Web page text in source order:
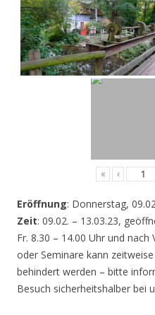
« ‹
Eröffnung: Donnerstag,
Zeit: 09.02. – 13.03.23,
Fr. 8.30 – 14.00 Uhr und
oder Seminare kann
behindert werden – bitte
Besuch sicherheitshalber bei